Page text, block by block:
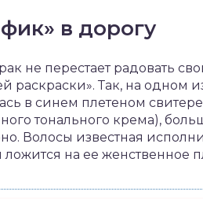
в дорогу
не перестает радовать
раскраски». Так, на одном
в синем плетеном
тонального крема),
Волосы известная
ложится на ее женственное